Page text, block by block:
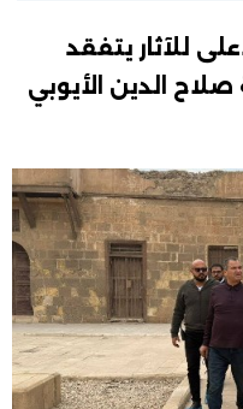
للآثار يتفقد
الدين الأيوبي